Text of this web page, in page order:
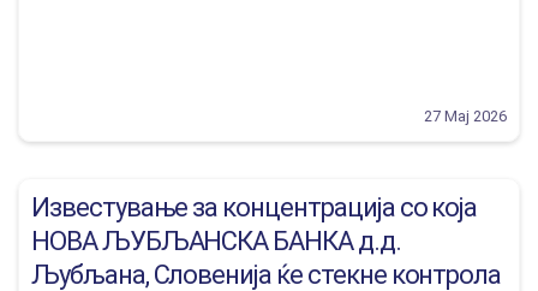
27 Мај 2026
Известување за концентрација со која
НОВА ЉУБЉАНСКА БАНКА д.д.
Љубљана, Словенија ќе стекне контрола